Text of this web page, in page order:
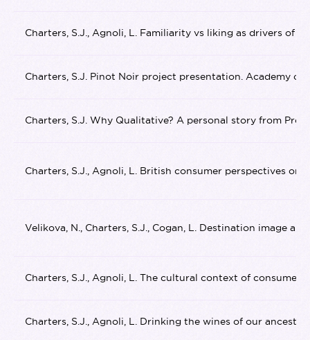
Charters, S.J., Agnoli, L. Familiarity vs liking as drivers of
Charters, S.J. Pinot Noir project presentation. Academy of
Charters, S.J. Why Qualitative? A personal story from
Charters, S.J., Agnoli, L. British consumer perspectives on
Velikova, N., Charters, S.J., Cogan, L. Destination image
Charters, S.J., Agnoli, L. The cultural context of
Charters, S.J., Agnoli, L. Drinking the wines of our